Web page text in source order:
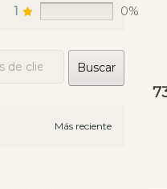
este
que
1
0%
Buscar